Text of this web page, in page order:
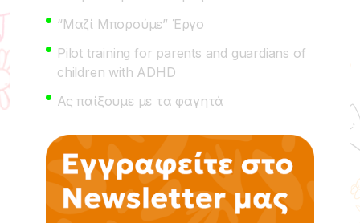
“Μαζί Μπορούμε” Έργο
Pilot training for parents and guardians of
children with ADHD
Ας παίξουμε με τα φαγητά